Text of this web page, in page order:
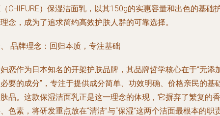
CHIFURE）保湿洁面乳，以其150g的实惠容量和出色的基础
念，成为了追求简约高效护肤人群的可靠选择。
品牌理念：回归本质，专注基础
恋作为日本知名的开架护肤品牌，其品牌哲学核心在于“无添
要的成分”，专注于提供成分简单、功效明确、价格亲民的基
品。这款保湿洁面乳正是这一理念的体现，它摒弃了繁复的香
色素，将研发重点放在“清洁”与“保湿”这两个洁面最根本的职